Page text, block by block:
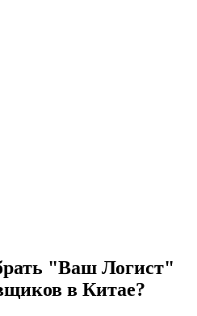
"Ваш Логист"
в Китае?